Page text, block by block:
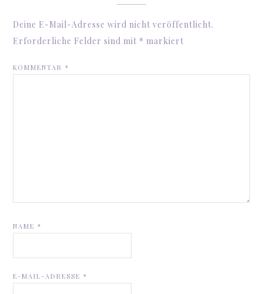
Deine E-Mail-Adresse wird nicht veröffentlicht.
Erforderliche Felder sind mit * markiert
KOMMENTAR*
NAME*
E-MAIL-ADRESSE*